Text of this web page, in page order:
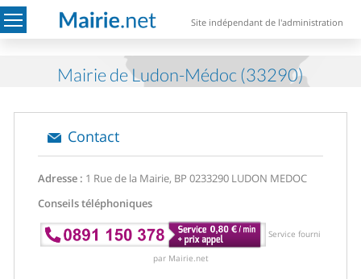
Site indépendant de l'administration
Mairie de Ludon-Médoc (33290)
Contact
Adresse : 1 Rue de la Mairie, BP 0233290 LUDON MEDOC
Conseils téléphoniques
Service fourni
par Mairie.net